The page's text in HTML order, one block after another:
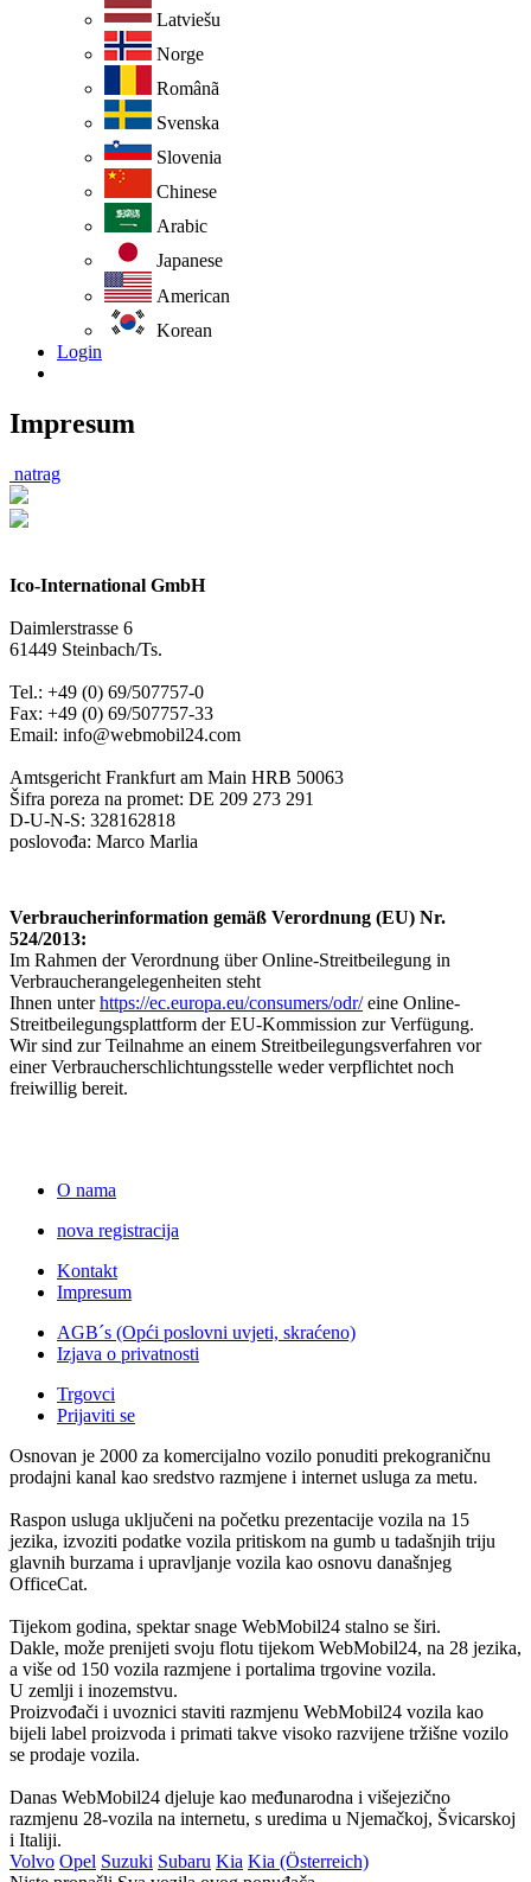
Latviešu
Norge
Românã
Svenska
Slovenia
Chinese
Arabic
Japanese
American
Korean
Login
Impresum
natrag
Ico-International GmbH
Daimlerstrasse 6
61449 Steinbach/Ts.
Tel.: +49 (0) 69/507757-0
Fax: +49 (0) 69/507757-33
Email: info@webmobil24.com
Amtsgericht Frankfurt am Main HRB 50063
Šifra poreza na promet: DE 209 273 291
D-U-N-S: 328162818
poslovođa: Marco Marlia
Verbraucherinformation gemäß Verordnung (EU) Nr.
524/2013:
Im Rahmen der Verordnung über Online-Streitbeilegung in
Verbraucherangelegenheiten steht
Ihnen unterhttps://ec.europa.eu/consumers/odr/eine Online-
Streitbeilegungsplattform der EU-Kommission zur Verfügung.
Wir sind zur Teilnahme an einem Streitbeilegungsverfahren vor
einer Verbraucherschlichtungsstelle weder verpflichtet noch
freiwillig bereit.
O nama
nova registracija
Kontakt
Impresum
AGB´s (Opći poslovni uvjeti, skraćeno)
Izjava o privatnosti
Trgovci
Prijaviti se
Osnovan je 2000 za komercijalno vozilo ponuditi prekograničnu
prodajni kanal kao sredstvo razmjene i internet usluga za metu.
Raspon usluga uključeni na početku prezentacije vozila na 15
jezika, izvoziti podatke vozila pritiskom na gumb u tadašnjih triju
glavnih burzama i upravljanje vozila kao osnovu današnjeg
OfficeCat.
Tijekom godina, spektar snage WebMobil24 stalno se širi.
Dakle, može prenijeti svoju flotu tijekom WebMobil24, na 28 jezika,
a više od 150 vozila razmjene i portalima trgovine vozila.
U zemlji i inozemstvu.
Proizvođači i uvoznici staviti razmjenu WebMobil24 vozila kao
bijeli label proizvoda i primati takve visoko razvijene tržišne vozilo
se prodaje vozila.
Danas WebMobil24 djeluje kao međunarodna i višejezično
razmjenu 28-vozila na internetu, s uredima u Njemačkoj, Švicarskoj
i Italiji.
Volvo Opel Suzuki Subaru Kia Kia (Österreich)